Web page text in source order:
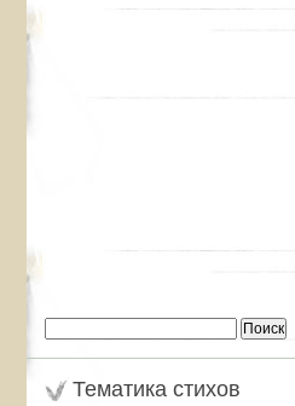
Тематика стихов